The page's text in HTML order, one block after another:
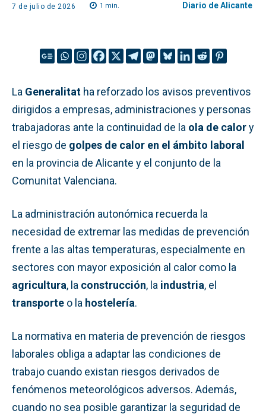
7 de julio de 2026 1 min. Diario de Alicante
La Generalitat ha reforzado los avisos preventivos
dirigidos a empresas, administraciones y personas
trabajadoras ante la continuidad de la ola de calory
el riesgo de golpes de calor en el ámbito laboral
en la provincia de Alicante y el conjunto de la
Comunitat Valenciana.
La administración autonómica recuerda la
necesidad de extremar las medidas de prevención
frente a las altas temperaturas, especialmente en
sectores con mayor exposición al calor como la
agricultura, la construcción, la industria, el
transporte o la hostelería.
La normativa en materia de prevención de riesgos
laborales obliga a adaptar las condiciones de
trabajo cuando existan riesgos derivados de
fenómenos meteorológicos adversos. Además,
cuando no sea posible garantizar la seguridad de